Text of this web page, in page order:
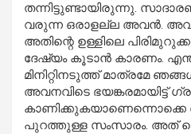
തന്നിട്ടുണ്ടായിരുന്നു.
വരുന്ന ഒരാളല്ല അവൻ.
അതിന്റെ ഉള്ളിലെ
ദേഷ്യം കൂടാൻ കാരണം.
മിനിറ്റിനടുത്ത് മാത്രമേ
അവനവിടെ ഭയങ്കരമായിട്ട്
പുറത്തുള്ള സംസാരം. അത്